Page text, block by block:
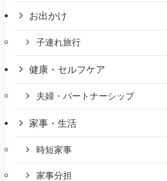
お出かけ
子連れ旅行
健康・セルフケア
夫婦・パートナーシップ
家事・生活
時短家事
家事分担